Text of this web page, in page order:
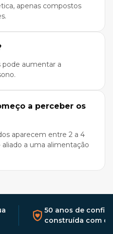
apenas compostos
pode aumentar a
a perceber os
aparecem entre 2 a 4
a uma alimentação
50 anos de
construída com